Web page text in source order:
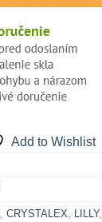
Add to Wishlist
, CRYSTALEX, LILLY,